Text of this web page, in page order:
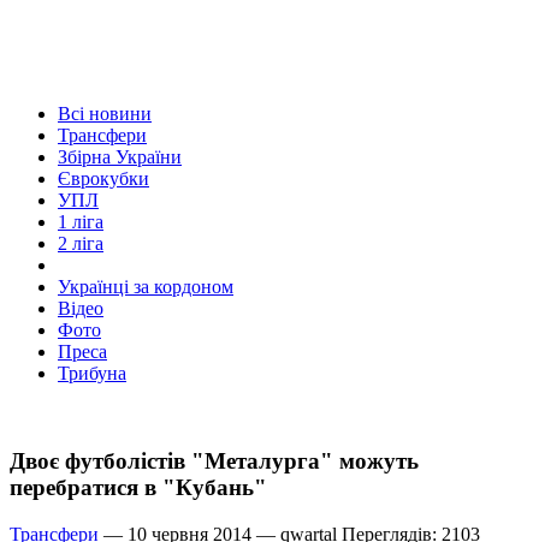
Всі новини
Трансфери
Збірна України
Єврокубки
УПЛ
1 ліга
2 ліга
Українці за кордоном
Відео
Фото
Преса
Трибуна
Двоє футболістів "Металурга" можуть
перебратися в "Кубань"
Трансфери — 10 червня 2014 — qwartal Переглядів: 2103